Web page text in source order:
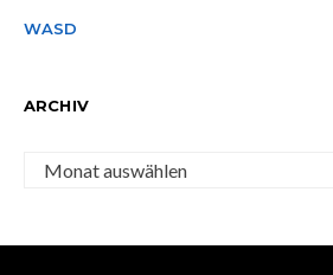
WASD
ARCHIV
Archiv